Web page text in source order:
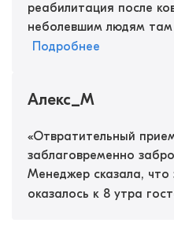
реабилитация после
неболевшим людям там
Подробнее
Алекс_М
«Отвратительный
заблаговременно
Менеджер сказала, что
оказалось к 8 утра